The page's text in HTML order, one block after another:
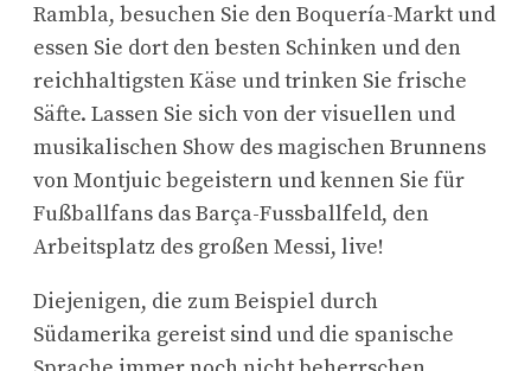
Rambla, besuchen Sie den Boquería-Markt und
essen Sie dort den besten Schinken und den
reichhaltigsten Käse und trinken Sie frische
Säfte. Lassen Sie sich von der visuellen und
musikalischen Show des magischen Brunnens
von Montjuic begeistern und kennen Sie für
Fußballfans das Barça-Fussballfeld, den
Arbeitsplatz des großen Messi, live!
Diejenigen, die zum Beispiel durch
Südamerika gereist sind und die spanische